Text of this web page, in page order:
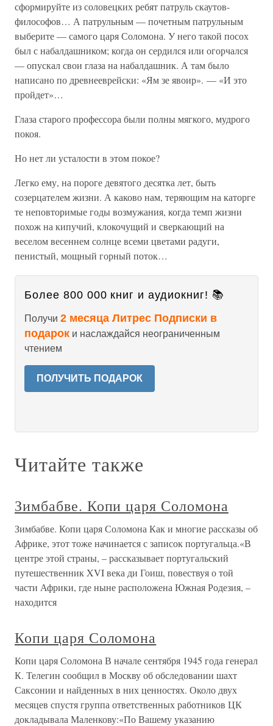
сформируйте из соловецких ребят патруль скаутов-
философов… А патрульным — почетным патрульным
выберите — самого царя Соломона. У него такой посох
был с набалдашником; когда он сердился или огорчался
— опускал свои глаза на набалдашник. А там было
написано по древнееврейски: «Ям зе явоир». — «И это
пройдет»…
Глаза старого профессора были полны мягкого, мудрого
покоя.
Но нет ли усталости в этом покое?
Легко ему, на пороге девятого десятка лет, быть
созерцателем жизни. А каково нам, теряющим на каторге
те неповторимые годы возмужания, когда темп жизни
похож на кипучий, клокочущий и сверкающий на
веселом весеннем солнце всеми цветами радуги,
пенистый, мощный горный поток…
Более 800 000 книг и аудиокниг! 📚
Получи 2 месяца Литрес Подписки в
подарок и наслаждайся неограниченным
чтением
ПОЛУЧИТЬ ПОДАРОК
Читайте также
Зимбабве. Копи царя Соломона
Зимбабве. Копи царя Соломона Как и многие рассказы об
Африке, этот тоже начинается с записок португальца.«В
центре этой страны, – рассказывает португальский
путешественник XVI века ди Гоиш, повествуя о той
части Африки, где ныне расположена Южная Родезия, –
находится
Копи царя Соломона
Копи царя Соломона В начале сентября 1945 года генерал
К. Телегин сообщил в Москву об обследовании шахт
Саксонии и найденных в них ценностях. Около двух
месяцев спустя группа ответственных работников ЦК
докладывала Маленкову:«По Вашему указанию